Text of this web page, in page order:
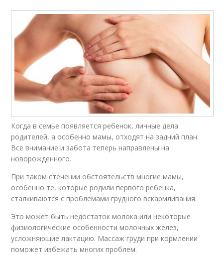
Когда в семье появляется ребенок, личные дела
родителей, а особенно мамы, отходят на задний план.
Все внимание и забота теперь направлены на
новорожденного.
При таком стечении обстоятельств многие мамы,
особенно те, которые родили первого ребенка,
сталкиваются с проблемами грудного вскармливания.
Это может быть недостаток молока или некоторые
физиологические особенности молочных желез,
усложняющие лактацию. Массаж груди при кормлении
поможет избежать многих проблем.